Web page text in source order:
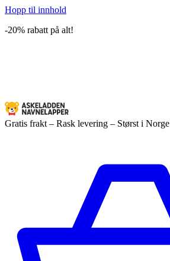
Hopp til innhold
-20% rabatt på alt!
Gratis frakt – Rask levering – Størst i Norge